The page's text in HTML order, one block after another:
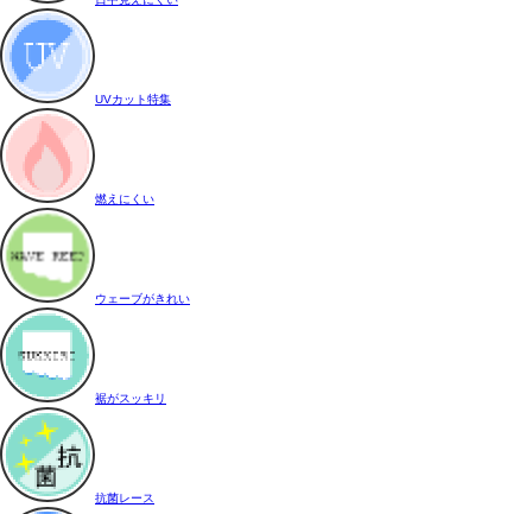
UVカット特集
燃えにくい
ウェーブがきれい
裾がスッキリ
抗菌レース